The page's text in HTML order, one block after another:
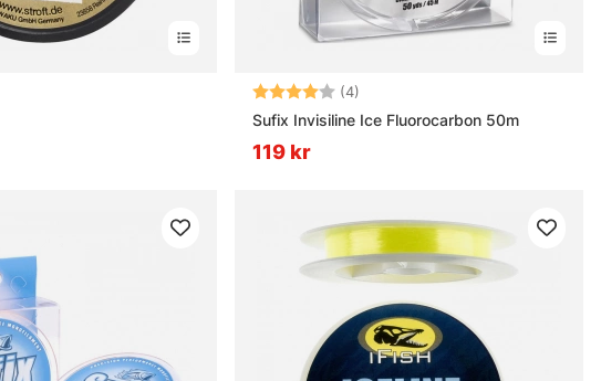
Betyg: (4)
Sufix Invisiline Ice Fluorocarbon 50m
119 kr